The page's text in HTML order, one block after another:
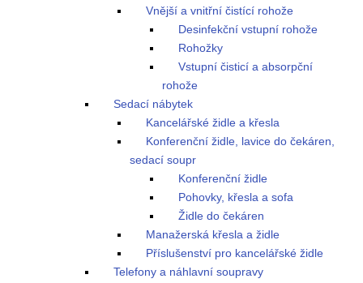
Vnější a vnitřní čistící rohože
Desinfekční vstupní rohože
Rohožky
Vstupní čisticí a absorpční
rohože
Sedací nábytek
Kancelářské židle a křesla
Konferenční židle, lavice do čekáren,
sedací soupr
Konferenční židle
Pohovky, křesla a sofa
Židle do čekáren
Manažerská křesla a židle
Příslušenství pro kancelářské židle
Telefony a náhlavní soupravy